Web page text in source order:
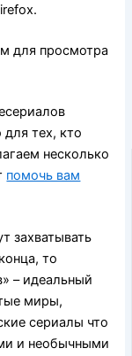
для просмотра
тех, кто
несколько
помочь вам
захватывать
то
– идеальный
миры,
сериалы что
и необычными